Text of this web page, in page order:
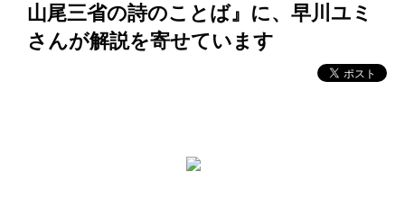
山尾三省の詩のことば』に、早川ユミ
さんが解説を寄せています